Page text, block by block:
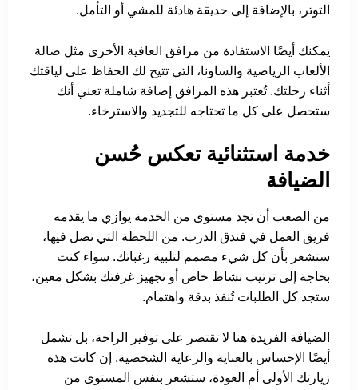
التوتر، بالإضافة إلى حديقة هادئة للمشي أو التأمل.
يمكنك أيضًا الاستفادة من مرافق العافية الأخرى مثل صالة
الألعاب الرياضية والساونا، التي تتيح لك الحفاظ على لياقتك
أثناء رحلتك. تُعتبر هذه المرافق إضافة شاملة تعني أنك
ستحصل على كل ما تحتاجه للتجديد والاسترخاء.
خدمة استثنائية تعكس حُسن
الضيافة
من الصعب أن تجد مستوى من الخدمة يوازي ما يقدمه
فريق العمل في فندق الدرب. من اللحظة التي تصل فيها،
ستشعر بأن كل شيء مصمم لتلبية رغباتك. سواء كنت
بحاجة إلى ترتيب نشاط خاص أو تجهيز غرفتك بشكل معين،
ستجد كل الطلبات تُنفذ بدقة واهتمام.
الضيافة الفريدة هنا لا تقتصر على توفير الراحة، بل تشمل
أيضًا الإحساس بالعناية والرعاية الشخصية. إن كانت هذه
زيارتك الأولى أم العودة، ستشعر بنفس المستوى من